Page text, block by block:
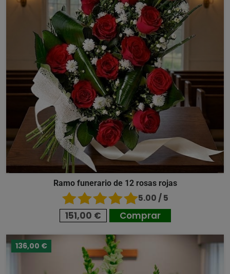
Ramo funerario de 12 rosas rojas
5.00 / 5
151,00 € Comprar
136,00 €